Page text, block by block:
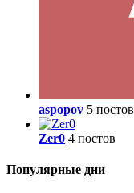
aspopov 5 постов
Zer0 4 постов
Популярные дни